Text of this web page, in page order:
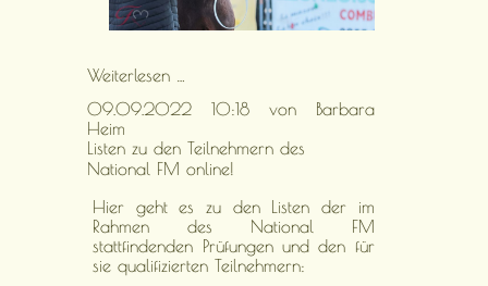
Weiterlesen …
Nostalgie
online!
09.09.2022 10:18von Barbara
Heim
Listen zu den Teilnehmern des
National FM online!
Hier geht es zu den Listen der im
Rahmen des National FM
stattfindenden Prüfungen und den für
sie qualifizierten Teilnehmern: